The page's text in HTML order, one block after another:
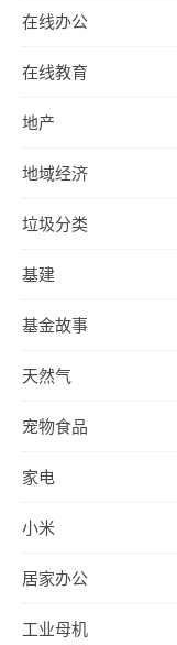
在线办公
在线教育
地产
地域经济
垃圾分类
基建
基金故事
天然气
宠物食品
家电
小米
居家办公
工业母机